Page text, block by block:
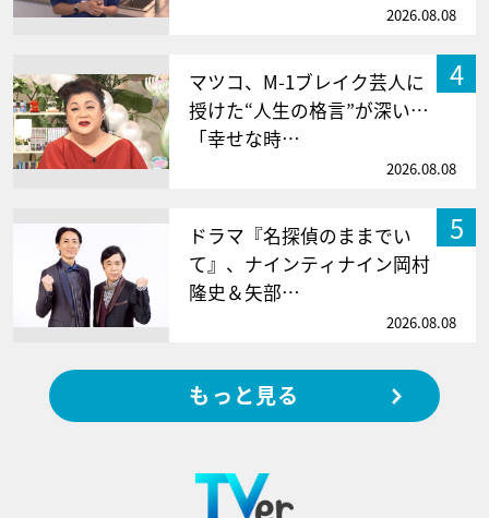
2026.08.08
4
マツコ、M-1ブレイク芸人に
授けた“人生の格言”が深い…
「幸せな時…
2026.08.08
5
ドラマ『名探偵のままでい
て』、ナインティナイン岡村
隆史＆矢部…
2026.08.08
もっと見る